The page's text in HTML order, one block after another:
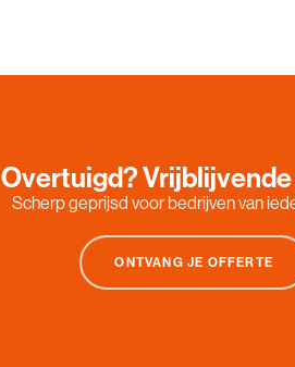
Overtuigd?
Scherp geprijsd voor bedrijven van
ONTVANG JE OFFERTE